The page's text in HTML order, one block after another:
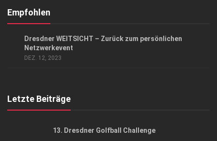
Kontakt, Impressum
Empfohlen
Dresdner WEITSICHT – Zurück zum persönlichen
Netzwerkevent
DEZ. 12, 2023
Letzte Beiträge
13. Dresdner Golfball Challenge